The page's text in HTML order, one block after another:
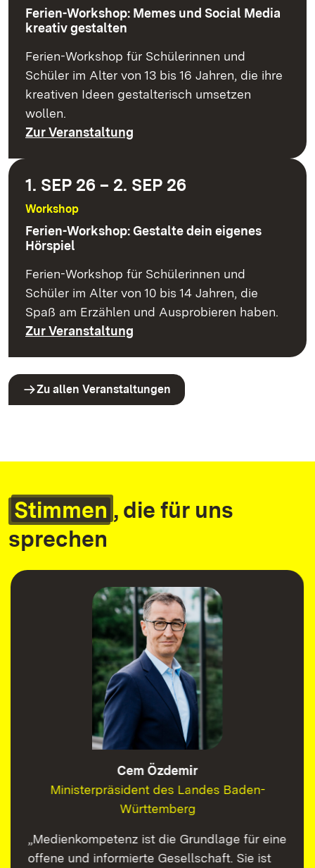
Ferien-Workshop: Memes und Social Media
kreativ gestalten
Ferien-Workshop für Schülerinnen und
Schüler im Alter von 13 bis 16 Jahren, die ihre
kreativen Ideen gestalterisch umsetzen
wollen.
Zur Veranstaltung
1. SEP 26 – 2. SEP 26
Workshop
Ferien-Workshop: Gestalte dein eigenes
Hörspiel
Ferien-Workshop für Schülerinnen und
Schüler im Alter von 10 bis 14 Jahren, die
Spaß am Erzählen und Ausprobieren haben.
Zur Veranstaltung
Zu allen Veranstaltungen
Stimmen , die für uns
sprechen
Cem Özdemir
Ministerpräsident des Landes Baden-
Württemberg
„Medienkompetenz ist die Grundlage für eine
offene und informierte Gesellschaft. Sie ist